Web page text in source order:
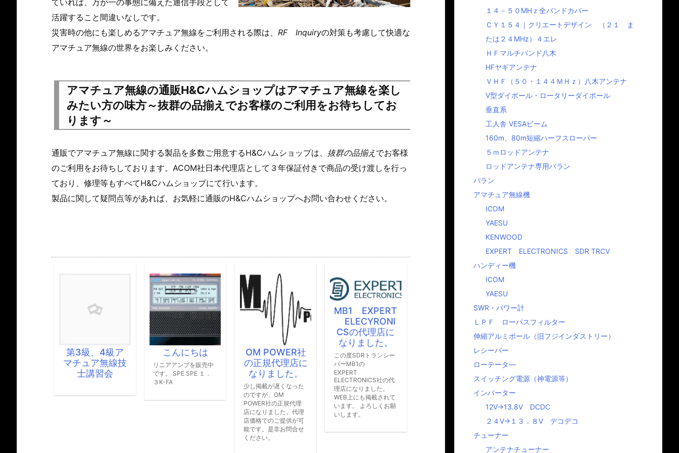
活躍すること間違いなしです。
災害時の他にも楽しめるアマチュア無線をご利用される際は、 RF Inquiryの対策も考慮して快適な
アマチュア無線の世界をお楽しみください。
アマチュア無線の通販H&Cハムショップはアマチュア無線を楽し
みたい方の味方～抜群の品揃えでお客様のご利用をお待ちしてお
ります～
通販でアマチュア無線に関する製品を多数ご用意するH&Cハムショップは、 抜群の品揃えでお客様
のご利用をお待ちしております。ACOM社日本代理店として３年保証付きで商品の受け渡しを行っ
ており、修理等もすべてH&Cハムショップにて行います。
製品に関して疑問点等があれば、お気軽に通販のH&Cハムショップへお問い合わせください。
こんにちは
リニアアンプを販売中
です。 SPE SPE １．
OM POWER社
の正規代理店に
なりました。
少し掲載が遅くなった
MB1 EXPERT
ELECYRONI
CSの代理店に
なりました。
この度SDRトランシー
バーMB1の
EXPERT
ELECTRONICS社の代
理店になりました。
WEB上にも掲載されて
います。 よろしくお願
いします。
フジインダスト
リー アルミポ
ール扱います
今後商品を扱います。
お値段も安くします
よ。 お問合せくださ
い。
再開します
BEKO製品の販売を再
開します。 よろしくお
ドレスの変更と
サイトリニュー
アルとのご案内
弊社では新たに情報を
た。 これに伴い、ホ
を、下記の通り変更す
す。 つ […]
１４－５０MHｚ全バンドカバー
ＣＹ１５４｜クリエートデザイン （２１ ま
たは２４MHz）４エレ
ＨＦマルチバンド八木
HFヤギアンテナ
ＶＨＦ（５０・１４４ＭＨｚ）八木アンテナ
Ⅴ型ダイポール・ロータリーダイポール
垂直系
工人舎 VESAビーム
160m、80m短縮ハーフスローパー
５ｍロッドアンテナ
ロッドアンテナ専用バラン
バラン
アマチュア無線機
ICOM
YAESU
KENWOOD
EXPERT ELECTRONICS SDR TRCV
ハンディー機
ICOM
YAESU
SWR・パワー計
ＬＰＦ ローパスフィルター
伸縮アルミポール（旧フジインダストリー）
レシーバー
ローテータ―
スイッチング電源（神電源等）
インバーター
12V→13.8V DCDC
２４V→１３．８V デコデコ
チューナー
アンテナチューナー